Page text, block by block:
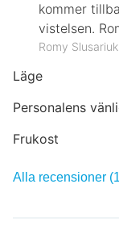
Läge
Personalens
Frukost
kommer
vistelsen.
Romy
Alla recensioner